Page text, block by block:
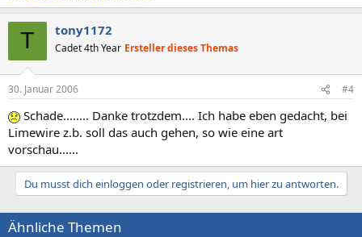
T tony1172
Cadet 4th Year Ersteller dieses Themas
30. Januar 2006 #4
Schade........ Danke trotzdem.... Ich habe eben gedacht, bei
Limewire z.b. soll das auch gehen, so wie eine art
vorschau......
Du musst dich einloggen oder registrieren, um hier zu antworten.
Ähnliche Themen